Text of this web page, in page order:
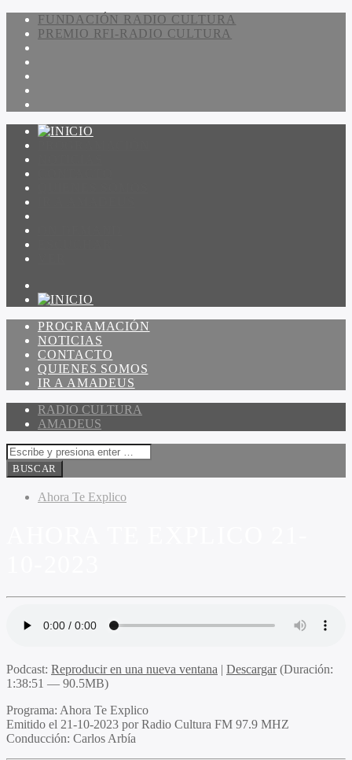
FUNDACIÓN RADIO CULTURA
PREMIO RFI-RADIO CULTURA
PROGRAMACIÓN
NOTICIAS
CONTACTO
QUIENES SOMOS
IR A AMADEUS
RADIO CULTURA
AMADEUS
Ahora Te Explico
Podcast: Reproducir en una nueva ventana | Descargar(Duración:
1:38:51 — 90.5MB)
Programa: Ahora Te Explico
Emitido el 21-10-2023 por Radio Cultura FM 97.9 MHZ
Conducción: Carlos Arbía